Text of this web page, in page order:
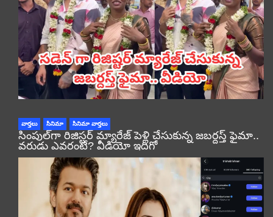
వార్తలు సినిమా సినిమా వార్తలు
సింపుల్‌గా రిజిస్టర్‌ మ్యారేజ్ పెళ్లి చేసుకున్న జబర్దస్త్ ఫైమా..
వరుడు ఎవరంటే? వీడియో ఇదిగో